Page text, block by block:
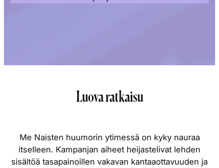
Luova ratkaisu
Me Naisten huumorin ytimessä on kyky nauraa
itselleen. Kampanjan aiheet heijastelivat lehden
sisältöä tasapainoillen vakavan kantaaottavuuden ja